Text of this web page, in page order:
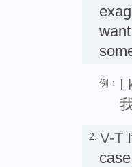
例：
I
2. V-T